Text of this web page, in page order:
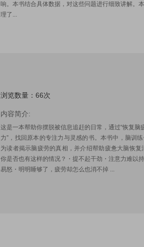
响。本书结合具体数据，对这些问题进行细致讲解。
理了...
浏览数量：66次
内容简介:
这是一本帮助你摆脱被信息追赶的日常，通过“恢复脑
力”，找回原本的专注力与灵感的书。本书中，脑训
为读者揭示脑疲劳的真相，并介绍帮助疲惫大脑恢复
你是否也有这样的情况？・提不起干劲・注意力难以
易怒・明明睡够了，疲劳却怎么也消不掉 ...